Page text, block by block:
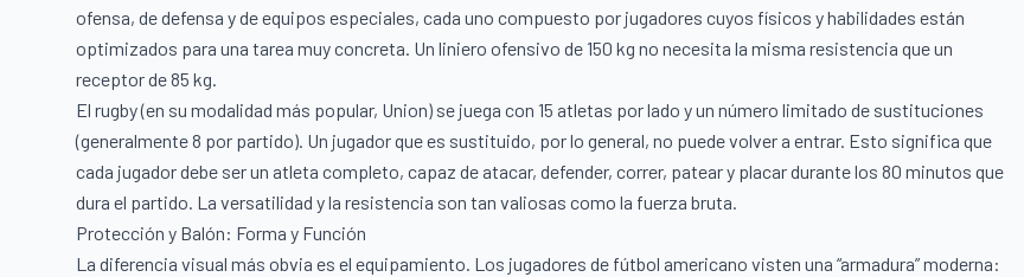
ofensa, de defensa y de equipos especiales, cada uno compuesto por jugadores cuyos físicos y habilidades están
optimizados para una tarea muy concreta. Un liniero ofensivo de 150 kg no necesita la misma resistencia que un
receptor de 85 kg.
El rugby (en su modalidad más popular, Union) se juega con 15 atletas por lado y un número limitado de sustituciones
(generalmente 8 por partido). Un jugador que es sustituido, por lo general, no puede volver a entrar. Esto significa que
cada jugador debe ser un atleta completo, capaz de atacar, defender, correr, patear y placar durante los 80 minutos que
dura el partido. La versatilidad y la resistencia son tan valiosas como la fuerza bruta.
Protección y Balón: Forma y Función
La diferencia visual más obvia es el equipamiento. Los jugadores de fútbol americano visten una “armadura” moderna: